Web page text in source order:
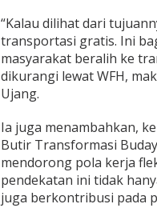
d
a
y
a
K
a
“Kalau dilihat dari
transportasi gratis. Ini
masyarakat beralih ke
dikurangi lewat WFH,
Ujang.
Ia juga menambahkan,
Butir Transformasi
mendorong pola kerja
pendekatan ini tidak
juga berkontribusi pada